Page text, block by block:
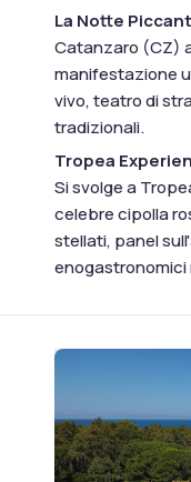
La Notte
Catanzaro (CZ)
manifestazione
vivo, teatro di
tradizionali.
Tropea
Si svolge a
celebre cipolla
stellati, panel